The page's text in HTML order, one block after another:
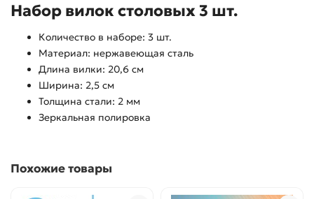
Набор вилок столовых 3 шт.
Количество в наборе: 3 шт.
Материал: нержавеющая сталь
Длина вилки: 20,6 см
Ширина: 2,5 см
Толщина стали: 2 мм
Зеркальная полировка
Похожие товары